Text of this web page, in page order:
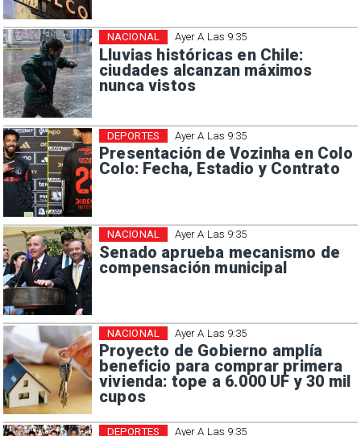
Ayer A Las 9:35
Lluvias históricas en Chile:
ciudades alcanzan máximos
nunca vistos
NACIONAL
Ayer A Las 9:35
Presentación de Vozinha en Colo
Colo: Fecha, Estadio y Contrato
DEPORTES
Ayer A Las 9:35
Senado aprueba mecanismo de
compensación municipal
NACIONAL
Ayer A Las 9:35
Proyecto de Gobierno amplía
beneficio para comprar primera
vivienda: tope a 6.000 UF y 30 mil
cupos
NACIONAL
Ayer A Las 9:35
DEPORTES